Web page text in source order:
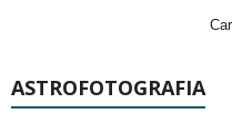
ASTROFOTOGRAFIA